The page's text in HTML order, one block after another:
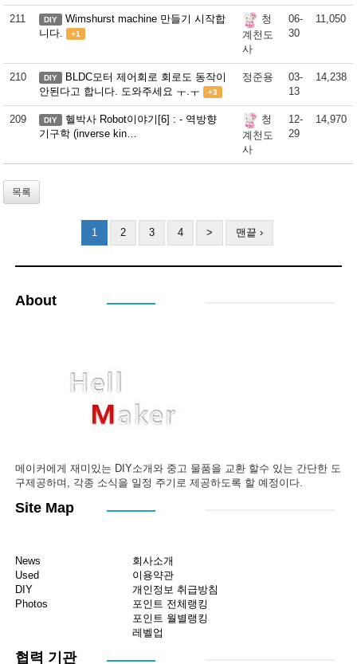
211 DIY
Wimshurst machine 만들기 시작합
니다.
+1
청
계천도
사
06-
30
11,050
210 DIY
BLDC모터 제어회로 회로도 동작이
안된다고 합니다. 도와주세요 ㅜ.ㅜ
+3
정준용
03-
13
14,238
209 DIY
헬박사 Robot이야기[6] : - 역방향
기구학 (inverse kin…
청
계천도
사
12-
29
14,970
목록
1 2 3 4 > 맨끝 ›
About
메이커에게 재미있는 DIY소개와 중고 물품을 교환 할수 있는 간단한 도
구제공하며, 각종 소식을 일정 주기로 제공하도록 할 예정이다.
Site Map
News
Used
DIY
Photos
회사소개
이용약관
개인정보 취급방침
포인트 전체랭킹
포인트 월별랭킹
레벨업
협력 기관